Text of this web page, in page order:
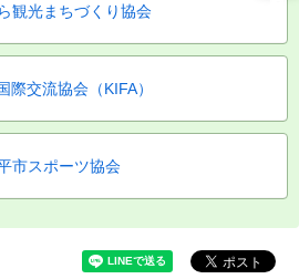
観光まちづくり協会
際交流協会（KIFA）
市スポーツ協会